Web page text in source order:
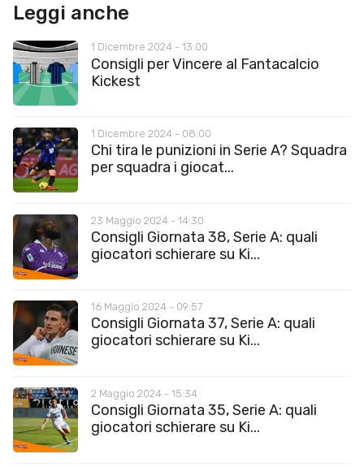
Leggi anche
1 Dicembre 2024 - 13:00
Consigli per Vincere al Fantacalcio
Kickest
1 Dicembre 2024 - 08:00
Chi tira le punizioni in Serie A? Squadra
per squadra i giocat...
23 Maggio 2024 - 14:30
Consigli Giornata 38, Serie A: quali
giocatori schierare su Ki...
16 Maggio 2024 - 09:57
Consigli Giornata 37, Serie A: quali
giocatori schierare su Ki...
2 Maggio 2024 - 15:34
Consigli Giornata 35, Serie A: quali
giocatori schierare su Ki...